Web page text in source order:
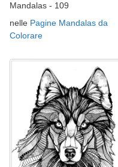
Mandalas - 109
nelle Pagine Mandalas da
Colorare